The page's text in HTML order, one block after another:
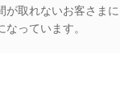
が取れないお客さまに
っています。